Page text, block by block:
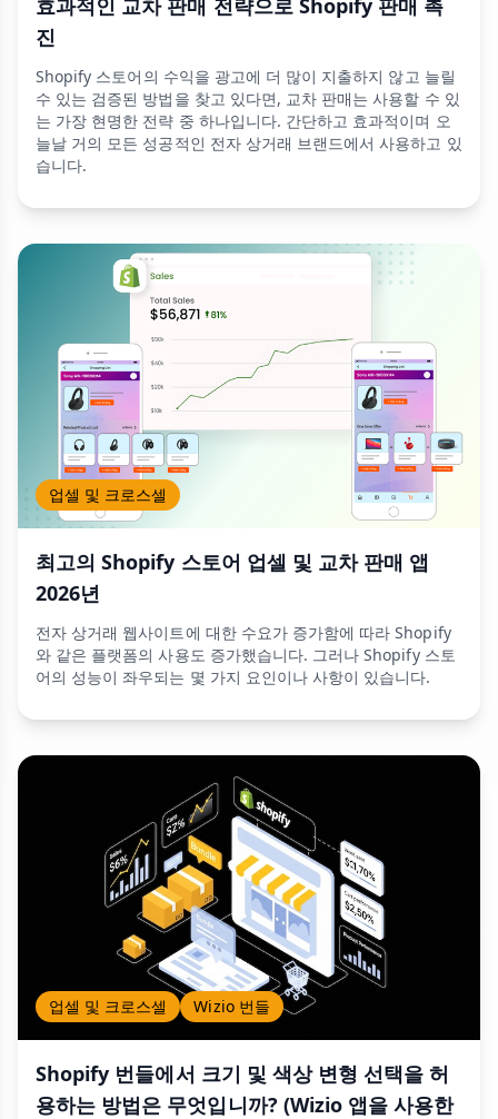
효과적인 교차 판매 전략으로 Shopify 판매 촉
진
Shopify 스토어의 수익을 광고에 더 많이 지출하지 않고 늘릴
수 있는 검증된 방법을 찾고 있다면, 교차 판매는 사용할 수 있
는 가장 현명한 전략 중 하나입니다. 간단하고 효과적이며 오
늘날 거의 모든 성공적인 전자 상거래 브랜드에서 사용하고 있
습니다.
업셀 및 크로스셀
최고의 Shopify 스토어 업셀 및 교차 판매 앱
2026년
전자 상거래 웹사이트에 대한 수요가 증가함에 따라 Shopify
와 같은 플랫폼의 사용도 증가했습니다. 그러나 Shopify 스토
어의 성능이 좌우되는 몇 가지 요인이나 사항이 있습니다.
업셀 및 크로스셀 Wizio 번들
Shopify 번들에서 크기 및 색상 변형 선택을 허
용하는 방법은 무엇입니까? (Wizio 앱을 사용한